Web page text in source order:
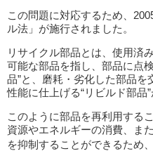
この問題に対応するため、
ル法」が施行されました。
リサイクル部品とは、使用済
可能な部品を指し、部品に点
品”と、磨耗・劣化した部品
性能に仕上げる“リビルド部品”
このように部品を再利用する
資源やエネルギーの消費、ま
を抑制することができるため